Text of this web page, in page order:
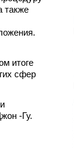
также
итоге
сфер
-Гу.